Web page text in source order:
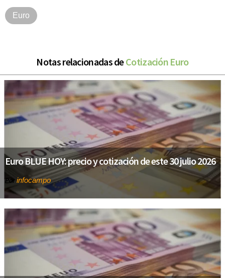
Euro
Notas relacionadas deCotización Euro
Euro BLUE HOY: precio y cotización de este 30 julio 2026
Por infocampo